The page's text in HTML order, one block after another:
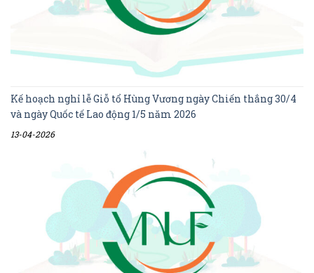
Kế hoạch nghỉ lễ Giỗ tổ Hùng Vương ngày Chiến thắng 30/4
và ngày Quốc tế Lao động 1/5 năm 2026
13-04-2026